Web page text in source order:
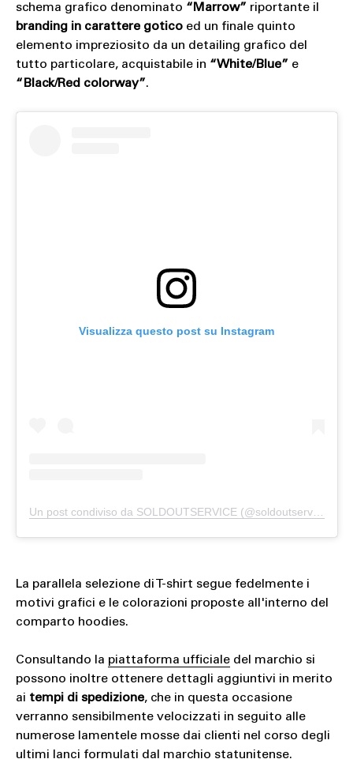
schema grafico denominato “Marrow” riportante il
branding in carattere goticoed un finale quinto
elemento impreziosito da un detailing grafico del
tutto particolare, acquistabile in “White/Blue” e
“Black/Red colorway”.
Visualizza questo post su Instagram
Un post condiviso da SOLDOUTSERVICE (@soldoutserviceitaly)
La parallela selezione di T-shirt segue fedelmente i
motivi grafici e le colorazioni proposte all'interno del
comparto hoodies.
Consultando la piattaforma ufficialedel marchio si
possono inoltre ottenere dettagli aggiuntivi in merito
ai tempi di spedizione, che in questa occasione
verranno sensibilmente velocizzati in seguito alle
numerose lamentele mosse dai clienti nel corso degli
ultimi lanci formulati dal marchio statunitense.